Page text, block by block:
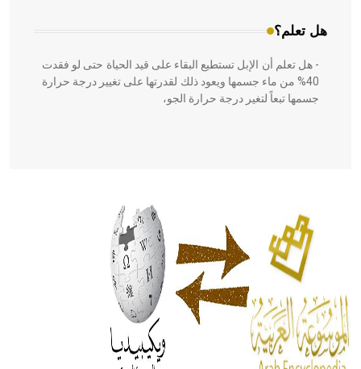
هل تعلم؟
- هل تعلم أن الإبل تستطيع البقاء على قيد الحياة حتى لو فقدت
40% من ماء جسمها ويعود ذلك لقدرتها على تغيير درجة حرارة
جسمها تبعاً لتغير درجة حرارة الجو،
الحكم، الأدلة، تنظيم التغذية، ورسالته في جروح الرأس. ويعود
له الفضل بأنه حرر الطب من الدين والفلسفة.
- هل تعلم أن المرجان إفراز حيواني يتكون في البحر ويتركب
من مادة كربونات الكلسيوم، وهو أحمر أو شديد الحمرة وهو
أجود أنواعه، ويمتاز بكبر الحجم ويسمى الش